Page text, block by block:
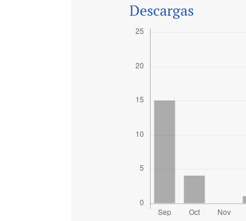
Descargas